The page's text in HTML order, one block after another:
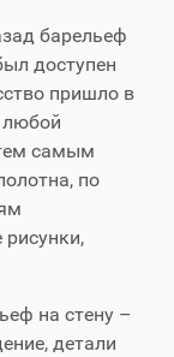
барельеф
доступен
пришло в
любой
самым
по
на стену –
детали